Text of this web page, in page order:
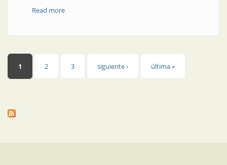
Read moreabout Entre el aéreo desnudo y el subterráneo: cable
Páginas
1 2 3 siguiente › última »